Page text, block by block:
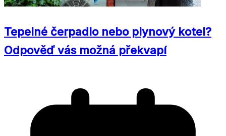
Tepelné čerpadlo nebo plynový kotel?
Odpověď vás možná překvapí